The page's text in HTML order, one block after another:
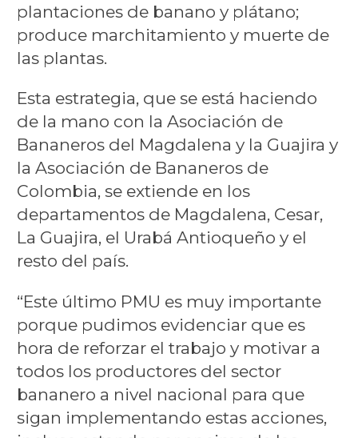
plantaciones de banano y plátano;
produce marchitamiento y muerte de
las plantas.
Esta estrategia, que se está haciendo
de la mano con la Asociación de
Bananeros del Magdalena y la Guajira y
la Asociación de Bananeros de
Colombia, se extiende en los
departamentos de Magdalena, Cesar,
La Guajira, el Urabá Antioqueño y el
resto del país.
“Este último PMU es muy importante
porque pudimos evidenciar que es
hora de reforzar el trabajo y motivar a
todos los productores del sector
bananero a nivel nacional para que
sigan implementando estas acciones,